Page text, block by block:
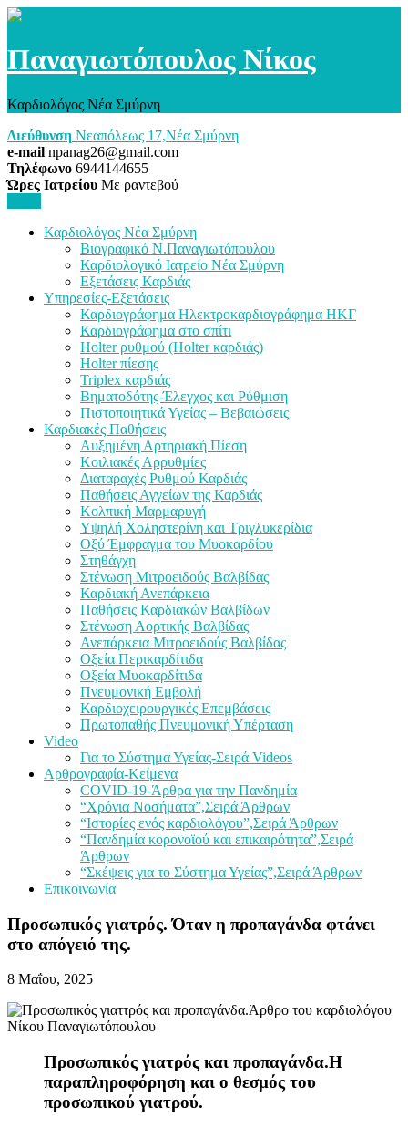
Παναγιωτόπουλος Νίκος
Καρδιολόγος Νέα Σμύρνη
Διεύθυνση Νεαπόλεως 17,Νέα Σμύρνη
e-mail npanag26@gmail.com
Τηλέφωνο 6944144655
Ώρες Ιατρείου Με ραντεβού
Καρδιολόγος Νέα Σμύρνη
Βιογραφικό Ν.Παναγιωτόπουλου
Καρδιολογικό Ιατρείο Νέα Σμύρνη
Εξετάσεις Καρδιάς
Υπηρεσίες-Εξετάσεις
Καρδιογράφημα Ηλεκτροκαρδιογράφημα ΗΚΓ
Καρδιογράφημα στο σπίτι
Holter ρυθμού (Holter καρδιάς)
Holter πίεσης
Triplex καρδιάς
Βηματοδότης-Έλεγχος και Ρύθμιση
Πιστοποιητικά Υγείας – Βεβαιώσεις
Καρδιακές Παθήσεις
Αυξημένη Αρτηριακή Πίεση
Κοιλιακές Αρρυθμίες
Διαταραχές Ρυθμού Καρδιάς
Παθήσεις Αγγείων της Καρδιάς
Κολπική Μαρμαρυγή
Υψηλή Χοληστερίνη και Τριγλυκερίδια
Οξύ Έμφραγμα του Μυοκαρδίου
Στηθάγχη
Στένωση Μιτροειδούς Βαλβίδας
Καρδιακή Ανεπάρκεια
Παθήσεις Καρδιακών Βαλβίδων
Στένωση Αορτικής Βαλβίδας
Ανεπάρκεια Μιτροειδούς Βαλβίδας
Οξεία Περικαρδίτιδα
Οξεία Μυοκαρδίτιδα
Πνευμονική Εμβολή
Καρδιοχειρουργικές Επεμβάσεις
Πρωτοπαθής Πνευμονική Υπέρταση
Video
Για το Σύστημα Υγείας-Σειρά Videos
Αρθρογραφία-Κείμενα
COVID-19-Άρθρα για την Πανδημία
“Χρόνια Νοσήματα”,Σειρά Άρθρων
“Ιστορίες ενός καρδιολόγου”,Σειρά Άρθρων
“Πανδημία κορονοϊού και επικαιρότητα”,Σειρά
Άρθρων
“Σκέψεις για το Σύστημα Υγείας”,Σειρά Άρθρων
Επικοινωνία
Προσωπικός γιατρός. Όταν η προπαγάνδα φτάνει
στο απόγειό της.
8 Μαΐου, 2025
Προσωπικός γιατρός και προπαγάνδα.Η
παραπληροφόρηση και ο θεσμός του
προσωπικού γιατρού.